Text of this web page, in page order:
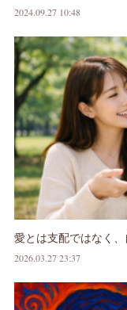
2024.09.27 10:48
愛とは支配ではなく
2026.03.27 23:37